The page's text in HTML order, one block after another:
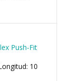
Push-Fit
10